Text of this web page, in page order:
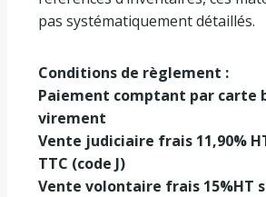
pas systématiquement détaillés.
Conditions de règlement :
Paiement comptant par carte
virement
Vente judiciaire frais 11,90%
TTC (code J)
Vente volontaire frais 15%HT